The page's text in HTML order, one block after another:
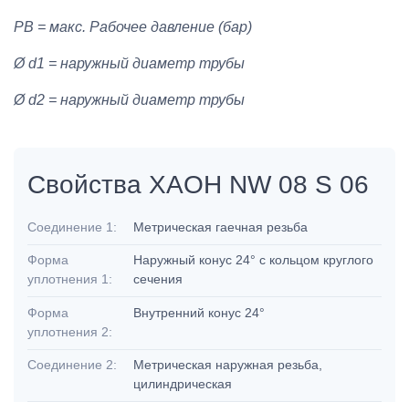
PB = макс. Рабочее давление (бар)
Ø d1 = наружный диаметр трубы
Ø d2 = наружный диаметр трубы
Свойства XAOH NW 08 S 06
Соединение 1: Метрическая гаечная резьба
Форма
уплотнения 1:
Наружный конус 24° с кольцом круглого
сечения
Форма
уплотнения 2:
Внутренний конус 24°
Соединение 2:
Метрическая наружная резьба,
цилиндрическая